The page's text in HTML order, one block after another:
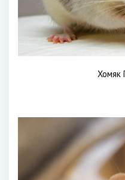
Хомяк